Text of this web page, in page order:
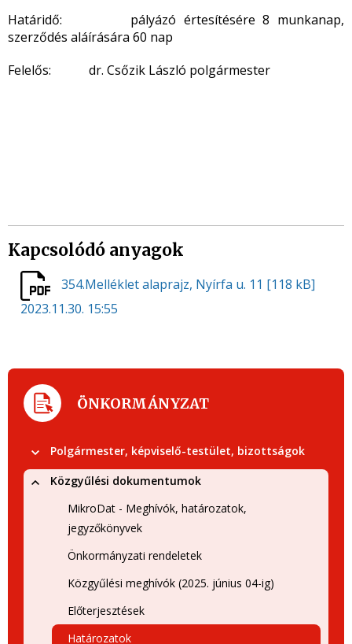
Határidő: pályázó értesítésére 8 munkanap,
szerződés aláírására 60 nap
Felelős: dr. Csőzik László polgármester
Kapcsolódó anyagok
354.Melléklet alaprajz, Nyírfa u. 11 [118 kB]
2023.11.30. 15:55
ÖNKORMÁNYZAT
Polgármester, képviselő-testület, bizottságok
Közgyűlési dokumentumok
MikroDat - Meghívók, határozatok,
jegyzőkönyvek
Önkormányzati rendeletek
Közgyűlési meghívók (2025. június 04-ig)
Előterjesztések
Határozatok